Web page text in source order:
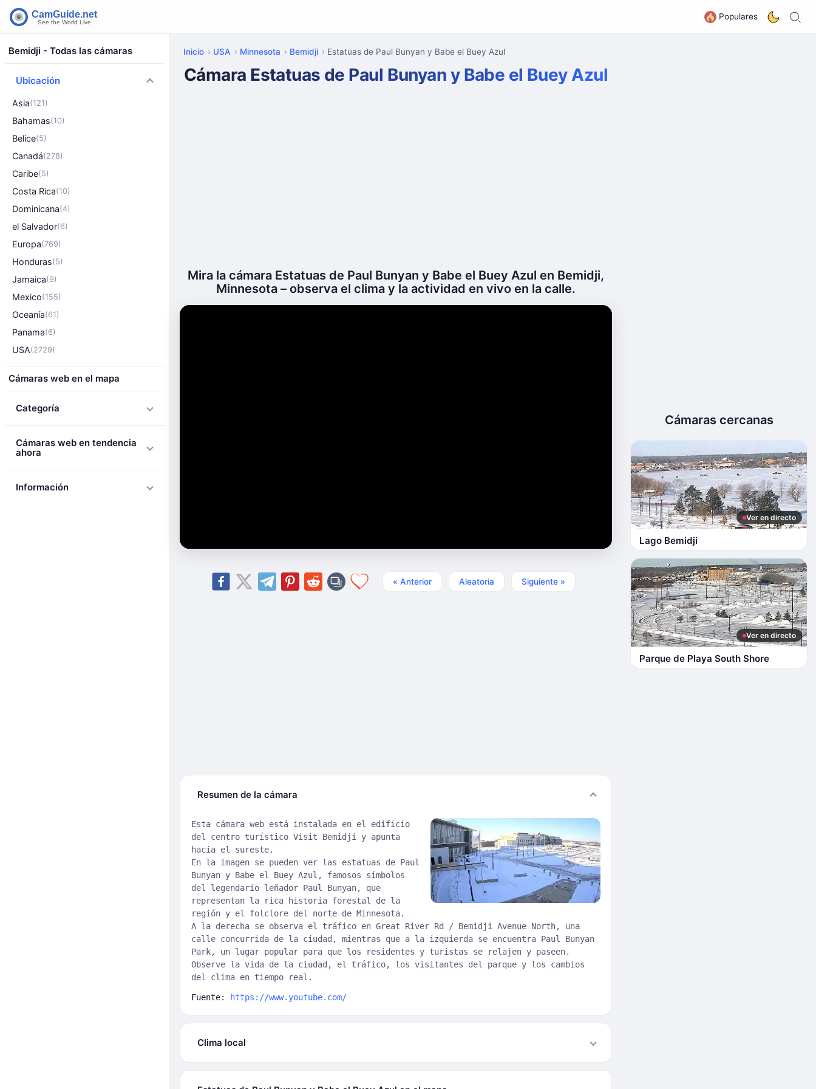
Populares
Bemidji - Todas las cámaras
Ubicación
Asia(121)
Bahamas(10)
Belice(5)
Canadá(278)
Caribe(5)
Costa Rica(10)
Dominicana(4)
el Salvador(6)
Europa(769)
Honduras(5)
Jamaica(9)
Mexico(155)
Oceanía(61)
Panama(6)
USA(2729)
Cámaras web en el mapa
Categoría
Cámaras web en tendencia
ahora
Información
Inicio USA Minnesota Bemidji Estatuas de Paul Bunyan y Babe el Buey Azul
Cámara Estatuas de Paul Bunyan y Babe el Buey Azul
Mira la cámara Estatuas de Paul Bunyan y Babe el Buey Azul en Bemidji,
Minnesota – observa el clima y la actividad en vivo en la calle.
« Anterior Aleatoria Siguiente »
Resumen de la cámara
Esta cámara web está instalada en el edificio
del centro turístico Visit Bemidji y apunta
hacia el sureste.
En la imagen se pueden ver las estatuas de Paul
Bunyan y Babe el Buey Azul, famosos símbolos
del legendario leñador Paul Bunyan, que
representan la rica historia forestal de la
región y el folclore del norte de Minnesota.
A la derecha se observa el tráfico en Great River Rd / Bemidji Avenue North, una
calle concurrida de la ciudad, mientras que a la izquierda se encuentra Paul Bunyan
Park, un lugar popular para que los residentes y turistas se relajen y paseen.
Observe la vida de la ciudad, el tráfico, los visitantes del parque y los cambios
del clima en tiempo real.
Fuente: https://www.youtube.com/
Clima local
Cámaras cercanas
Ver en directo
Lago Bemidji
Ver en directo
Parque de Playa South Shore